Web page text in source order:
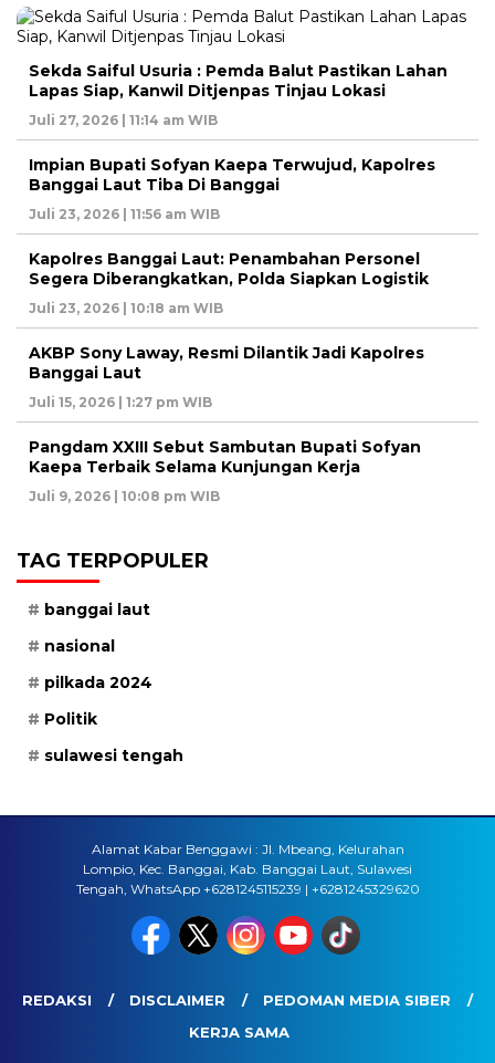
Sekda Saiful Usuria : Pemda Balut Pastikan Lahan
Lapas Siap, Kanwil Ditjenpas Tinjau Lokasi
Juli 27, 2026 | 11:14 am WIB
Impian Bupati Sofyan Kaepa Terwujud, Kapolres
Banggai Laut Tiba Di Banggai
Juli 23, 2026 | 11:56 am WIB
Kapolres Banggai Laut: Penambahan Personel
Segera Diberangkatkan, Polda Siapkan Logistik
Juli 23, 2026 | 10:18 am WIB
AKBP Sony Laway, Resmi Dilantik Jadi Kapolres
Banggai Laut
Juli 15, 2026 | 1:27 pm WIB
Pangdam XXIII Sebut Sambutan Bupati Sofyan
Kaepa Terbaik Selama Kunjungan Kerja
Juli 9, 2026 | 10:08 pm WIB
TAG TERPOPULER
banggai laut
nasional
pilkada 2024
Politik
sulawesi tengah
Alamat Kabar Benggawi : Jl. Mbeang, Kelurahan
Lompio, Kec. Banggai, Kab. Banggai Laut, Sulawesi
Tengah, WhatsApp +6281245115239 | +6281245329620
REDAKSI DISCLAIMER
PEDOMAN MEDIA SIBER
KERJA SAMA